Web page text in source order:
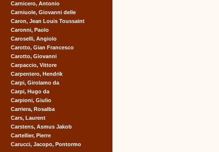
Carnicero, Antonio
Carniuole, Giovanni delle
Caron, Jean Louis Toussaint
Caronni, Paolo
Caroselli, Angiolo
Carotto, Gian Francesco
Carotto, Giovanni
Carpaccio, Vittore
Carpentero, Hendrik
Carpi, Girolamo da
Carpi, Hugo da
Carpioni, Giulio
Carriera, Rosalba
Cars, Laurent
Carstens, Asmus Jakob
Cartellier, Pierre
Carucci, Jacopo, Pontormo